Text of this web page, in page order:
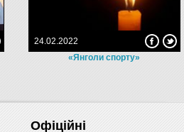
«Янголи спорту»
24.02.2022
Офіційні